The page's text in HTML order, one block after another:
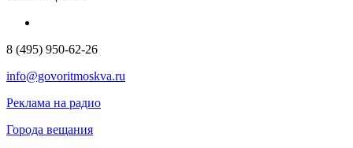
8 (495) 950-62-26
info@govoritmoskva.ru
Реклама на радио
Города вещания